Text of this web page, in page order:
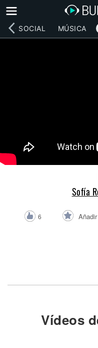
RED SOCIAL MÚSICA
Sofía
6
Vídeos